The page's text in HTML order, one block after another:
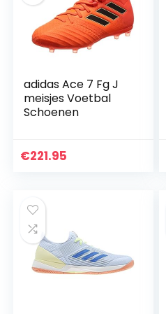
adidas Ace 7 Fg J
meisjes Voetbal
Schoenen
€221.95